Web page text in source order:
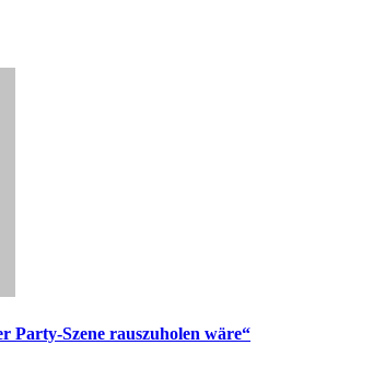
Party-Szene rauszuholen wäre“